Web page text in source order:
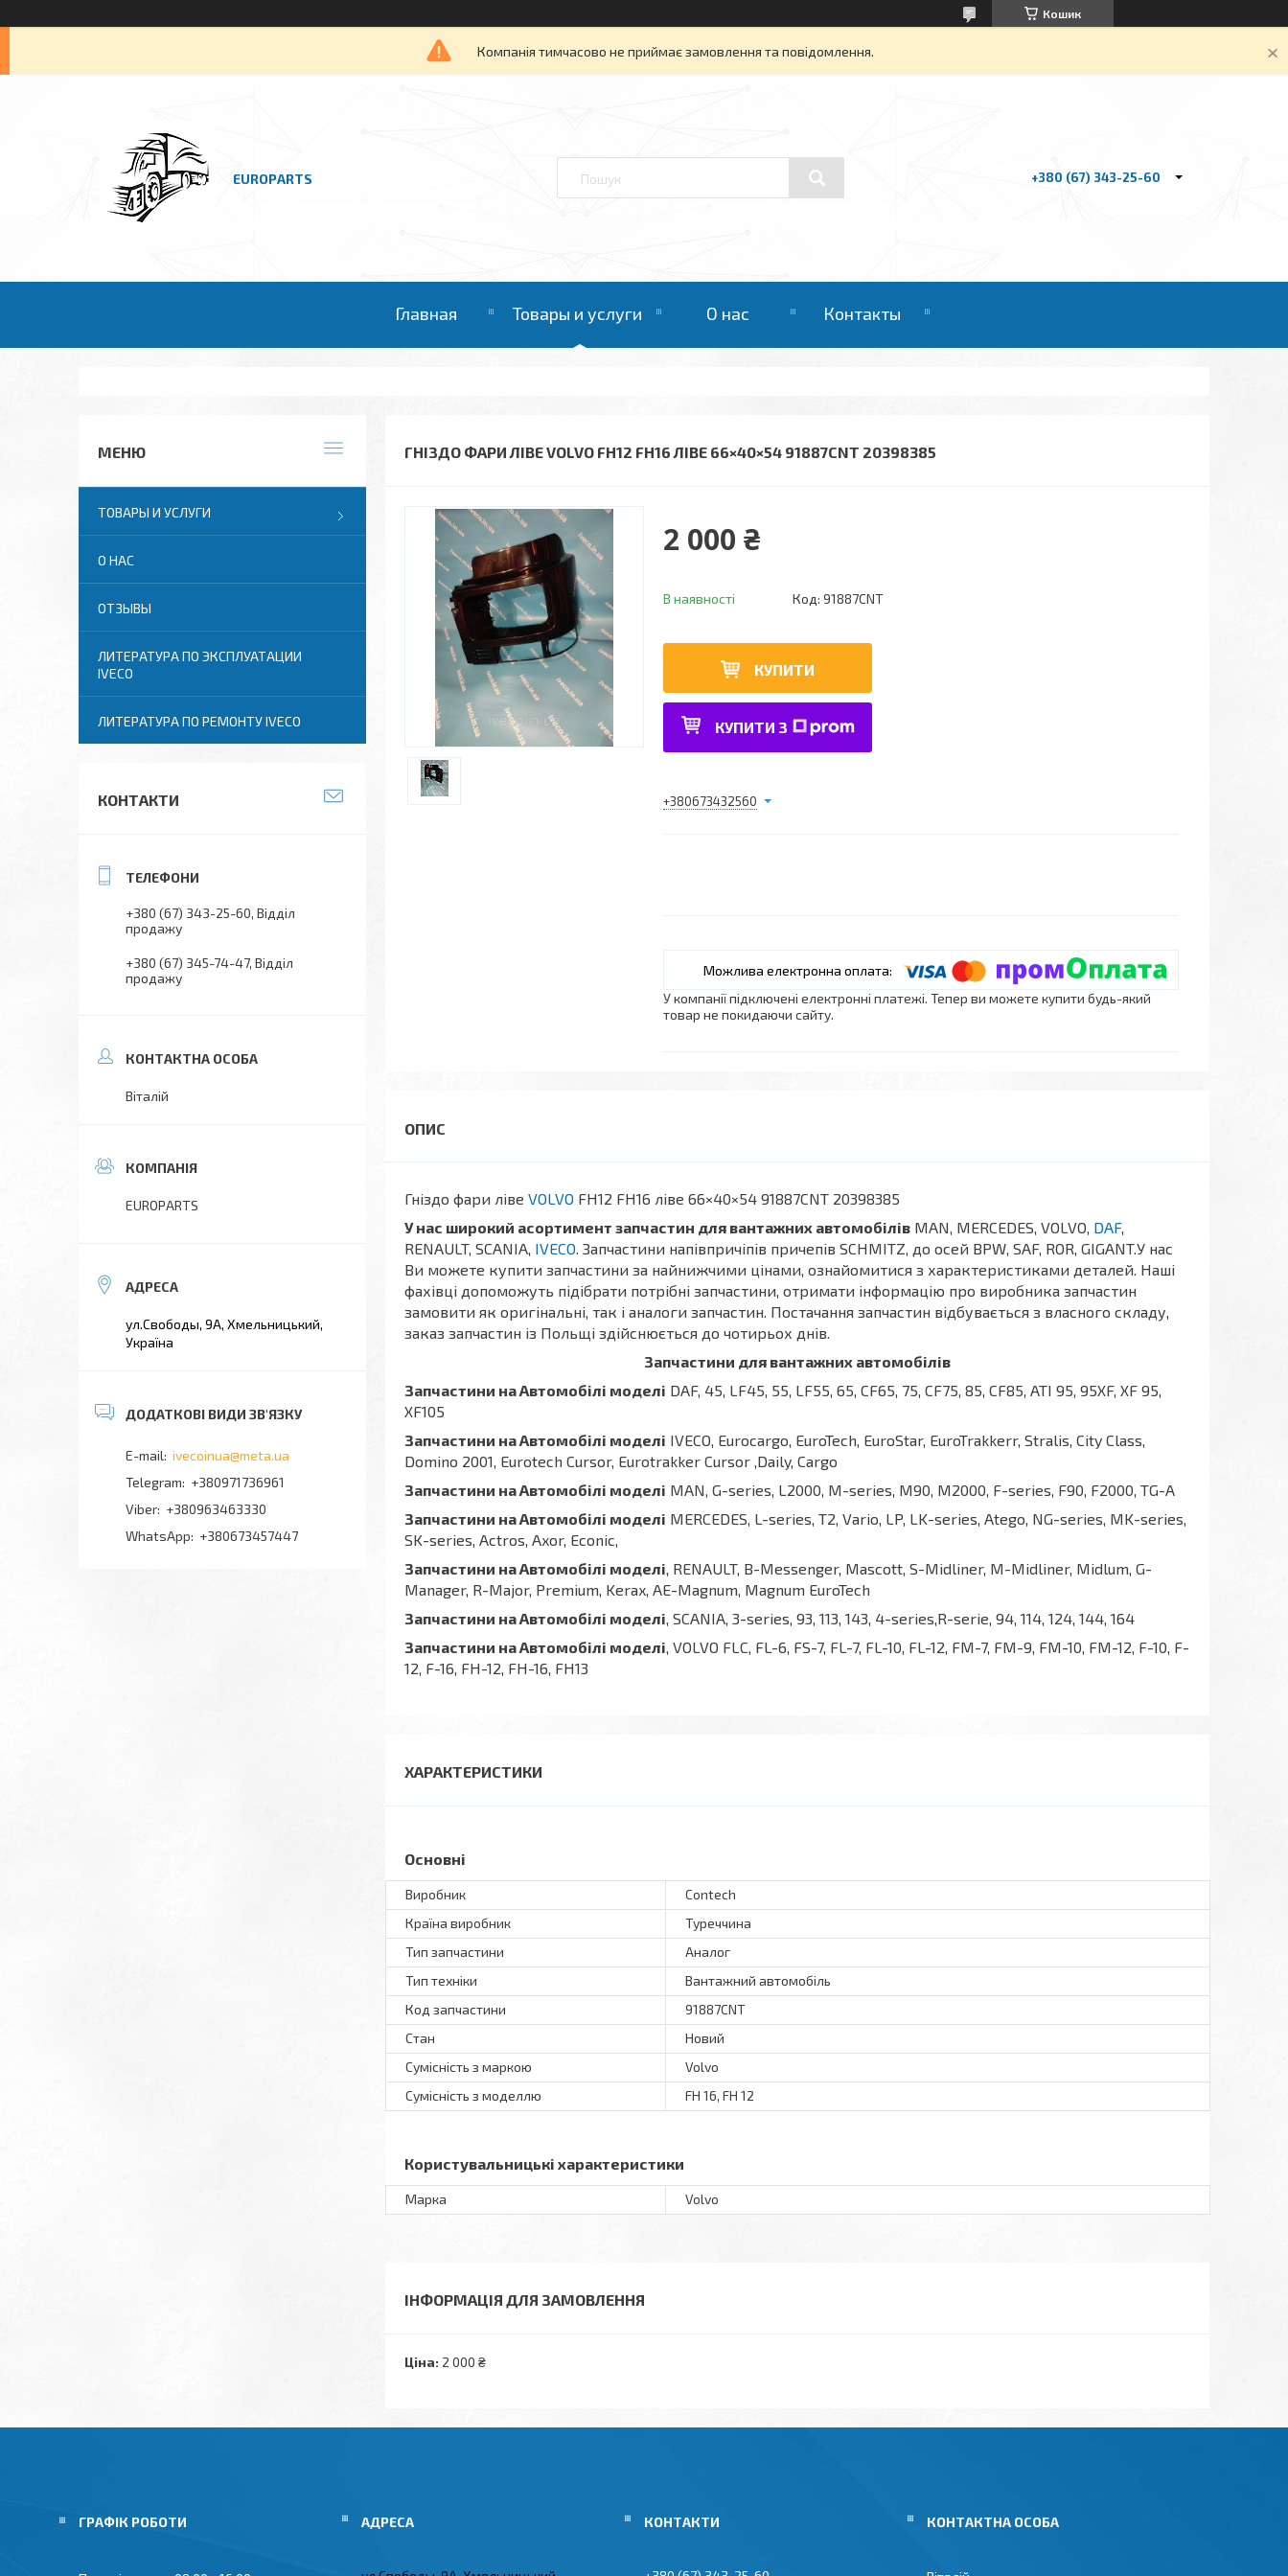
Кошик
Компанія тимчасово не приймає замовлення та повідомлення.
EUROPARTS +380 (67) 343-25-60
Главная Товары и услуги О нас Контакты
ГНІЗДО ФАРИ ЛІВЕ VOLVO FH12 FH16 ЛІВЕ 66×40×54 91887CNT 20398385
2 000 ₴
В наявності Код: 91887CNT
КУПИТИ
КУПИТИ З
+380673432560
У компанії підключені електронні платежі. Тепер ви можете купити будь-який
товар не покидаючи сайту.
Гніздо фари ліве VOLVO FH12 FH16 ліве 66×40×54 91887CNT 20398385
У нас широкий асортимент запчастин для вантажних автомобілів MAN, MERCEDES, VOLVO, DAF,
RENAULT, SCANIA, IVECO. Запчастини напівпричіпів причепів SCHMITZ, до осей BPW, SAF, ROR, GIGANT.У нас
Ви можете купити запчастини за найнижчими цінами, ознайомитися з характеристиками деталей. Наші
фахівці допоможуть підібрати потрібні запчастини, отримати інформацію про виробника запчастин
замовити як оригінальні, так і аналоги запчастин. Постачання запчастин відбувається з власного складу,
заказ запчастин із Польщі здійснюється до чотирьох днів.
Запчастини для вантажних автомобілів
Запчастини на Автомобілі моделі DAF, 45, LF45, 55, LF55, 65, CF65, 75, CF75, 85, CF85, ATI 95, 95XF, XF 95,
XF105
Запчастини наАвтомобілі моделі IVECO, Eurocargo, EuroTech, EuroStar, EuroTrakkerr, Stralis, City Class,
Domino 2001, Eurotech Cursor, Eurotrakker Cursor ,Daily, Cargo
Запчастини наАвтомобілі моделі MAN, G-series, L2000, M-series, M90, M2000, F-series, F90, F2000, TG-A
Запчастини наАвтомобілі моделі MERCEDES, L-series, T2, Vario, LP, LK-series, Atego, NG-series, MK-series,
SK-series, Actros, Axor, Econic,
Запчастини наАвтомобілі моделі, RENAULT, B-Messenger, Mascott, S-Midliner, M-Midliner, Midlum, G-
Manager, R-Major, Premium, Kerax, AE-Magnum, Magnum EuroTech
Запчастини на Автомобілі моделі, SCANIA, 3-series, 93, 113, 143, 4-series,R-serie, 94, 114, 124, 144, 164
Запчастини на Автомобілі моделі, VOLVO FLC, FL-6, FS-7, FL-7, FL-10, FL-12, FM-7, FM-9, FM-10, FM-12, F-10, F-
12, F-16, FH-12, FH-16, FH13
ХАРАКТЕРИСТИКИ
Основні
Виробник
Contech
Країна виробник
Туреччина
Тип запчастини
Аналог
Тип техніки
Вантажний автомобіль
Код запчастини
91887CNT
Стан
Новий
Сумісність з маркою
Volvo
Сумісність з моделлю
FH 16, FH 12
Користувальницькі характеристики
Марка Volvo
ІНФОРМАЦІЯ ДЛЯ ЗАМОВЛЕННЯ
Ціна: 2 000 ₴
ТОВАРЫ И УСЛУГИ
О НАС
ОТЗЫВЫ
ЛИТЕРАТУРА ПО ЭКСПЛУАТАЦИИ
IVECO
ЛИТЕРАТУРА ПО РЕМОНТУ IVECO
КОНТАКТИ
+380 (67) 343-25-60 Відділ
продажу
+380 (67) 345-74-47 Відділ
продажу
Віталій
EUROPARTS
ул.Свободы, 9А, Хмельницький,
Україна
ivecoinua@meta.ua
+380971736961
+380963463330
+380673457447
ГРАФІК РОБОТИ